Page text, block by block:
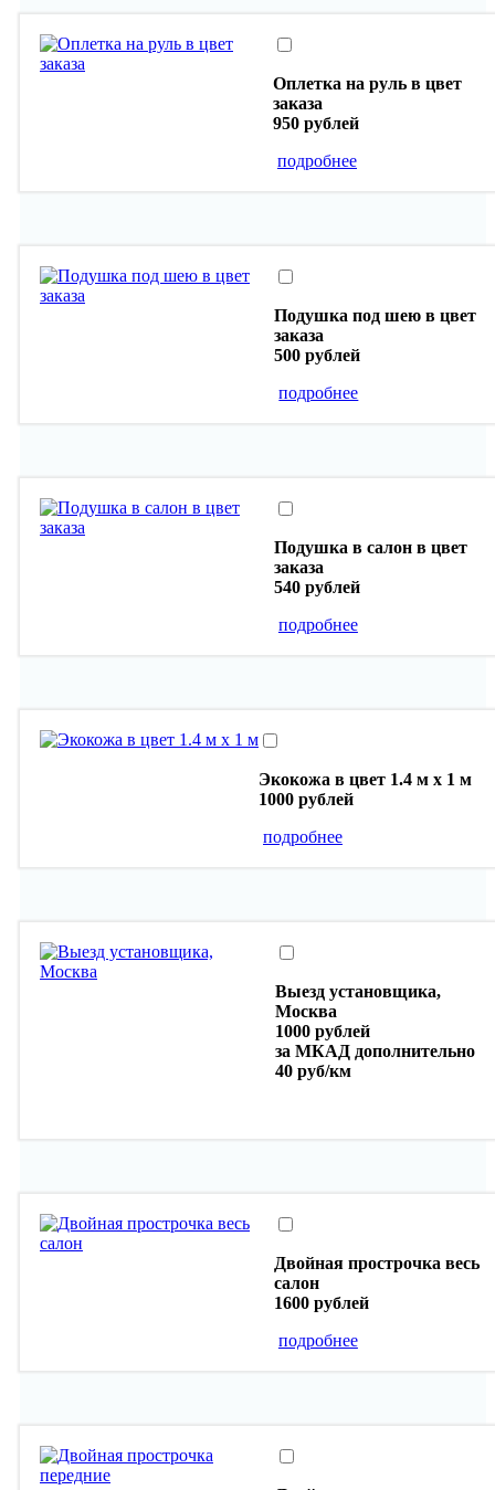
Оплетка на руль в цвет
заказа
950 рублей
подробнее
Подушка под шею в цвет
заказа
500 рублей
подробнее
Подушка в салон в цвет
заказа
540 рублей
подробнее
Экокожа в цвет 1.4 м х 1 м
1000 рублей
подробнее
Выезд установщика,
Москва
1000 рублей
за МКАД дополнительно
40 руб/км
Двойная прострочка весь
салон
1600 рублей
подробнее